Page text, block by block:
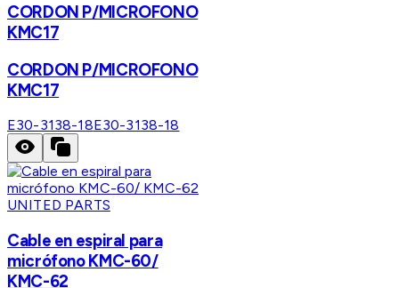
CORDON P/MICROFONO
KMC17
CORDON P/MICROFONO
KMC17
E30-3138-18E30-3138-18
UNITED PARTS
Cable en espiral para
micrófono KMC-60/
KMC-62